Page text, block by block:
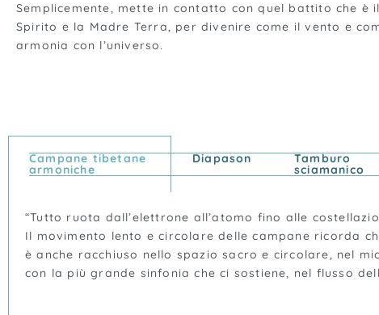
Semplicemente, mette in contatto con quel battito che
Spirito e la Madre Terra, per divenire come il vento e
armonia con l’universo.
Campane tibetane
armoniche
Diapason Tamburo
sciamanico
“Tutto ruota dall’elettrone all’atomo fino alle
Il movimento lento e circolare delle campane ricorda
è anche racchiuso nello spazio sacro e circolare, nel
con la più grande sinfonia che ci sostiene, nel flusso